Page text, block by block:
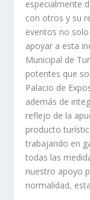
especialmente
con otros y su
eventos no
apoyar a esta
Municipal de
potentes que
Palacio de
además de
reflejo de la
producto
trabajando en
todas las
nuestro apoyo
normalidad,